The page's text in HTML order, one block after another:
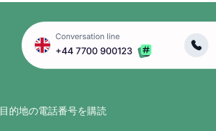
目的地の電話番号を購読